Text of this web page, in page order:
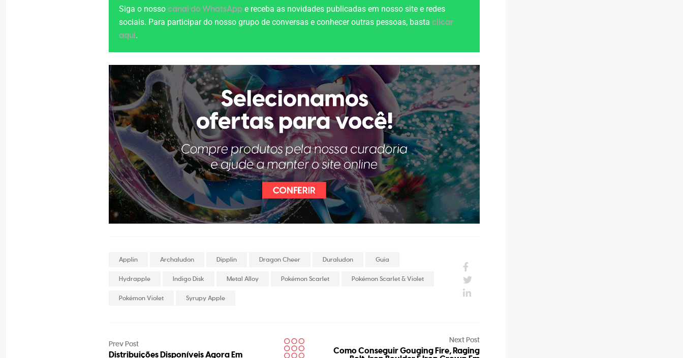
Siga o nossocanal do WhatsApp e receba as novidades publicadas em nosso site e redes
sociais. Para participar do nosso grupo de conversas e conhecer outras pessoas, bastaclicar
aqui.
Applin Archaludon Dipplin Dragon Cheer Duraludon Guia
Hydrapple Indigo Disk Metal Alloy Pokémon Scarlet Pokémon Scarlet & Violet
Pokémon Violet Syrupy Apple
Prev Post
Distribuições Disponíveis Agora Em
Next Post
Como Conseguir Gouging Fire, Raging